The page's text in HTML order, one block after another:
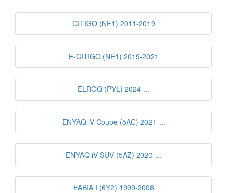
CITIGO (NF1) 2011-2019
E-CITIGO (NE1) 2019-2021
ELROQ (PYL) 2024-...
ENYAQ iV Coupe (5AC) 2021-...
ENYAQ iV SUV (5AZ) 2020-...
FABIA I (6Y2) 1999-2008